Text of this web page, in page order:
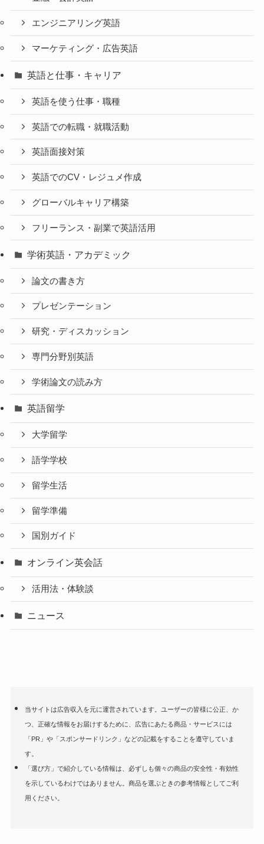
エンジニアリング英語
マーケティング・広告英語
英語と仕事・キャリア
英語を使う仕事・職種
英語での転職・就職活動
英語面接対策
英語でのCV・レジュメ作成
グローバルキャリア構築
フリーランス・副業で英語活用
学術英語・アカデミック
論文の書き方
プレゼンテーション
研究・ディスカッション
専門分野別英語
学術論文の読み方
英語留学
大学留学
語学学校
留学生活
留学準備
国別ガイド
オンライン英会話
活用法・体験談
ニュース
当サイトは広告収入を元に運営されています。ユーザーの皆様に公正、か
つ、正確な情報をお届けするために、広告にあたる商品・サービスには
「PR」や「スポンサードリンク」などの記載をすることを遵守していま
す。
「選び方」で紹介している情報は、必ずしも個々の商品の安全性・有効性
を示しているわけではありません。商品を選ぶときの参考情報としてご利
用ください。